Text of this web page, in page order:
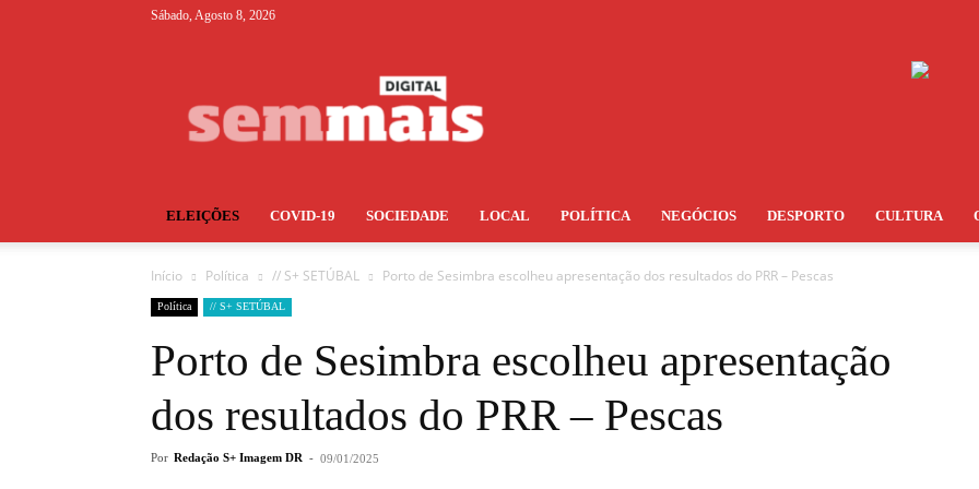
Sábado, Agosto 8, 2026
ELEIÇÕES COVID-19 SOCIEDADE LOCAL POLÍTICA NEGÓCIOS DESPORTO CULTURA
Início Política // S+ SETÚBAL Porto de Sesimbra escolheu apresentação dos resultados do PRR – Pescas
Política // S+ SETÚBAL
Porto de Sesimbra escolheu apresentação
dos resultados do PRR – Pescas
Por Redação S+ Imagem DR - 09/01/2025